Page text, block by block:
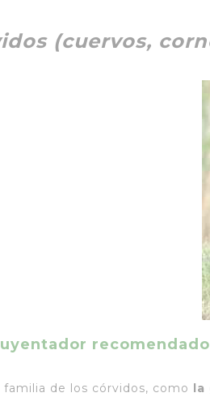
(cuervos,
recomendado
familia de los córvidos, como la